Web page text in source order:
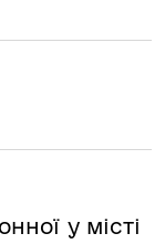
у місті